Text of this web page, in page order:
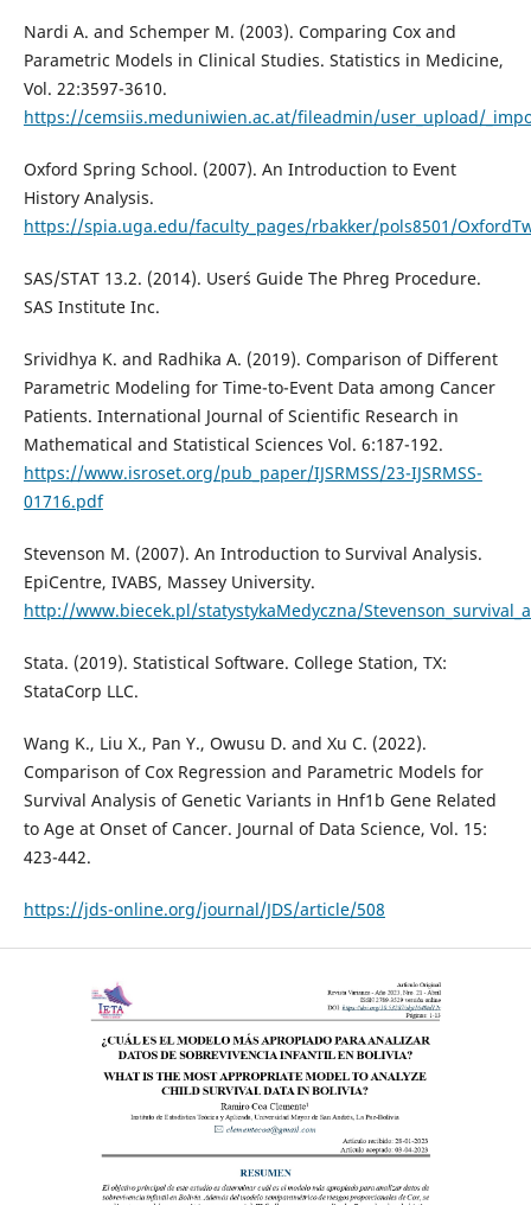
Nardi A. and Schemper M. (2003). Comparing Cox and
Parametric Models in Clinical Studies. Statistics in Medicine,
Vol. 22:3597-3610.
https://cemsiis.meduniwien.ac.at/fileadmin/user_upload/
Oxford Spring School. (2007). An Introduction to Event
History Analysis.
https://spia.uga.edu/faculty_pages/rbakker/pols8501/
SAS/STAT 13.2. (2014). User´s Guide The Phreg Procedure.
SAS Institute Inc.
Srividhya K. and Radhika A. (2019). Comparison of Different
Parametric Modeling for Time-to-Event Data among Cancer
Patients. International Journal of Scientific Research in
Mathematical and Statistical Sciences Vol. 6:187-192.
https://www.isroset.org/pub_paper/IJSRMSS/23-IJSRMSS-
01716.pdf
Stevenson M. (2007). An Introduction to Survival Analysis.
EpiCentre, IVABS, Massey University.
http://www.biecek.pl/statystykaMedyczna/
Stata. (2019). Statistical Software. College Station, TX:
StataCorp LLC.
Wang K., Liu X., Pan Y., Owusu D. and Xu C. (2022).
Comparison of Cox Regression and Parametric Models for
Survival Analysis of Genetic Variants in Hnf1b Gene Related
to Age at Onset of Cancer. Journal of Data Science, Vol. 15:
423-442.
https://jds-online.org/journal/JDS/article/508